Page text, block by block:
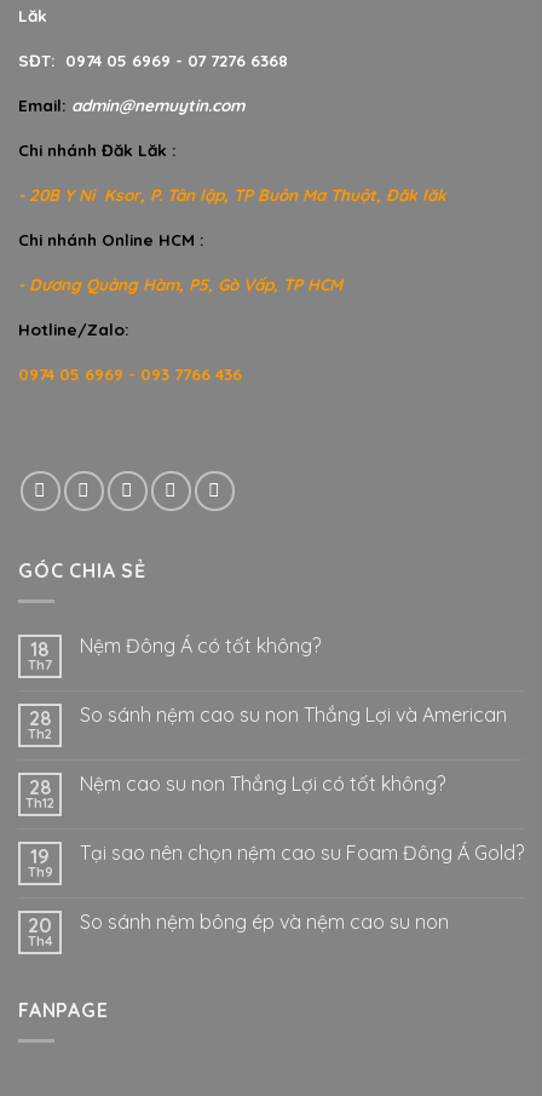
Lăk
SĐT: 0974 05 6969 - 07 7276 6368
Email: admin@nemuytin.com
Chi nhánh Đăk Lăk :
- 20B Y Ni Ksor, P. Tân lập, TP Buôn Ma Thuột, Đăk lăk
Chi nhánh Online HCM :
- Dương Quảng Hàm, P5, Gò Vấp, TP HCM
Hotline/Zalo:
0974 05 6969 - 093 7766 436
GÓC CHIA SẺ
18
Th7
Nệm Đông Á có tốt không?
28
Th2
So sánh nệm cao su non Thắng Lợi và American
28
Th12
Nệm cao su non Thắng Lợi có tốt không?
19
Th9
Tại sao nên chọn nệm cao su Foam Đông Á Gold?
20
Th4
So sánh nệm bông ép và nệm cao su non
FANPAGE